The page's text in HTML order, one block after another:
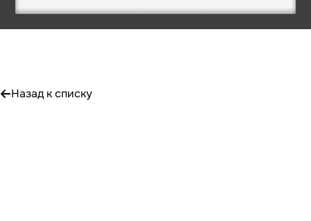
Назад к списку